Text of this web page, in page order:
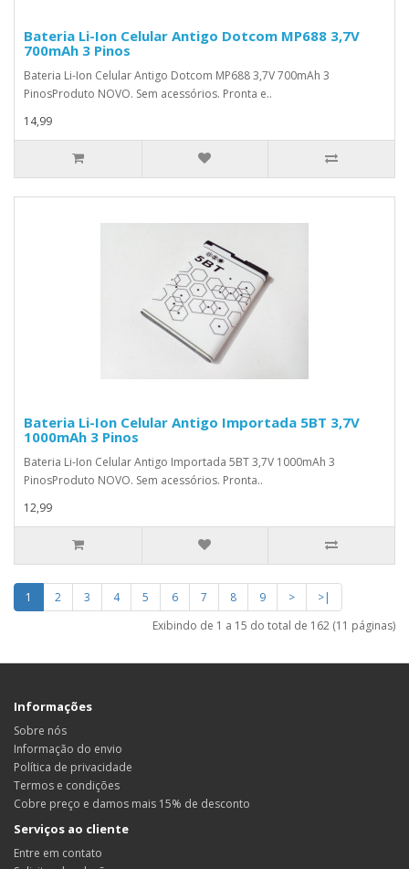
Bateria Li-Ion Celular Antigo Dotcom MP688 3,7V
700mAh 3 Pinos
Bateria Li-Ion Celular Antigo Dotcom MP688 3,7V 700mAh 3
PinosProduto NOVO. Sem acessórios. Pronta e..
14,99
Bateria Li-Ion Celular Antigo Importada 5BT 3,7V
1000mAh 3 Pinos
Bateria Li-Ion Celular Antigo Importada 5BT 3,7V 1000mAh 3
PinosProduto NOVO. Sem acessórios. Pronta..
12,99
1 2 3 4 5 6 7 8 9 >
>|
Exibindo de 1 a 15 do total de 162 (11 páginas)
Informações
Sobre nós
Informação do envio
Política de privacidade
Termos e condições
Cobre preço e damos mais 15% de desconto
Serviços ao cliente
Entre em contato